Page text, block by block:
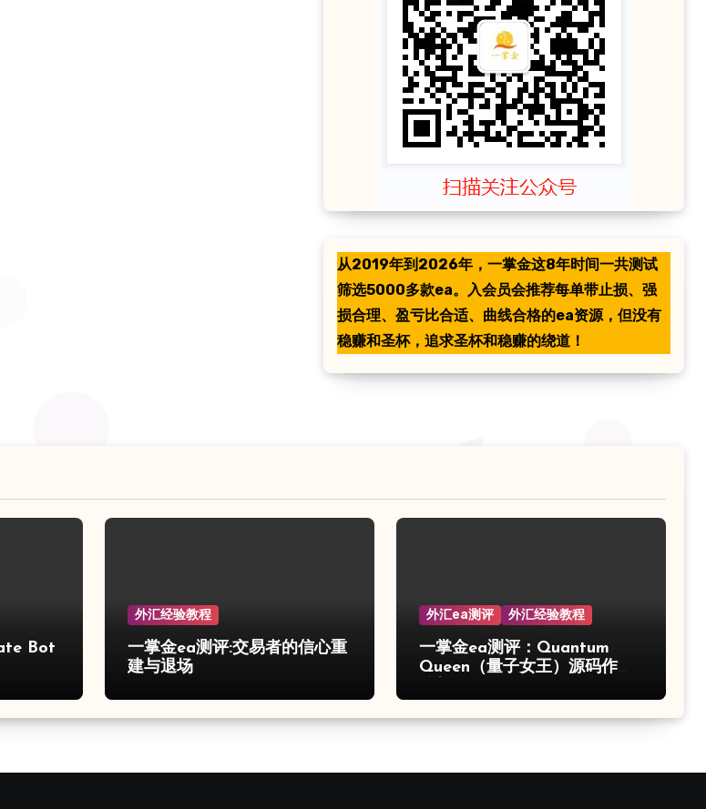
从2019年到2026年，一掌金这8年时间一共测试
筛选5000多款ea。入会员会推荐每单带止损、强
损合理、盈亏比合适、曲线合格的ea资源，但没有
稳赚和圣杯，追求圣杯和稳赚的绕道！
Bot
外汇经验教程
一掌金ea测评:交易者的信心重
建与退场
外汇ea测评 外汇经验教程
一掌金ea测评：Quantum
Queen（量子女王）源码作弊